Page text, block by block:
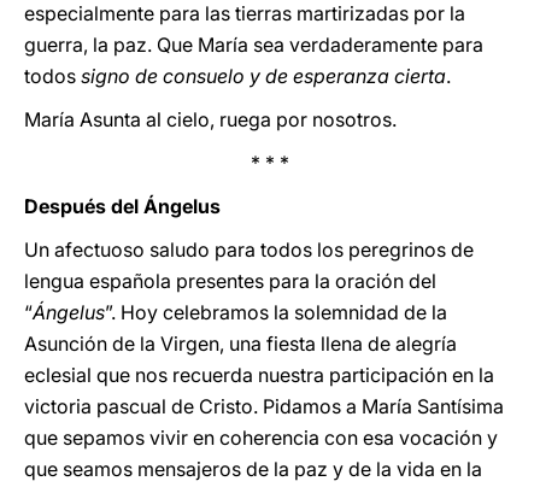
especialmente para las tierras martirizadas por la
guerra, la paz. Que María sea verdaderamente para
todos signo de consuelo y de esperanza cierta.
María Asunta al cielo, ruega por nosotros.
* * *
Después del Ángelus
Un afectuoso saludo para todos los peregrinos de
lengua española presentes para la oración del
“Ángelus”. Hoy celebramos la solemnidad de la
Asunción de la Virgen, una fiesta llena de alegría
eclesial que nos recuerda nuestra participación en la
victoria pascual de Cristo. Pidamos a María Santísima
que sepamos vivir en coherencia con esa vocación y
que seamos mensajeros de la paz y de la vida en la